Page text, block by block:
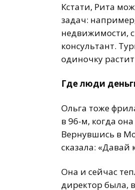
Кстати, Рита
задач:
недвижимости,
консультант.
одиночку
Где люди
Ольга тоже
в 96-м, когда
Вернувшись в
сказала: «Давай
Она и сейчас
директор была,